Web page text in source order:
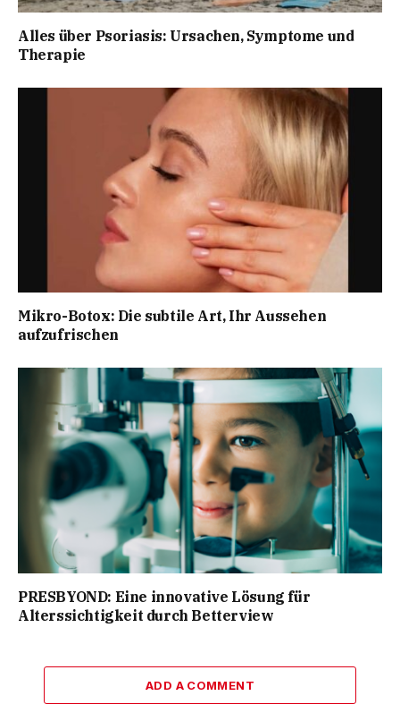
Alles über Psoriasis: Ursachen, Symptome und
Therapie
Mikro-Botox: Die subtile Art, Ihr Aussehen
aufzufrischen
PRESBYOND: Eine innovative Lösung für
Alterssichtigkeit durch Betterview
ADD A COMMENT